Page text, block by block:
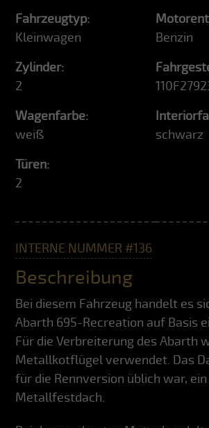
Fahrzeugtyp:
Kleinwagen
Benzin
Zylinder:
2
Wagenfarbe:
weiß
schwarz
Türen:
2
INTERNE NUMMER #136
Beschreibung
Bei diesem Fahrzeug handelt es
Abarth 695-Recreation auf Basis
Für die Verbreiterung des Abarth
Metallkotflügel verwendet. Das
für die Rennversion üblich war, ein
Metallfestdach.